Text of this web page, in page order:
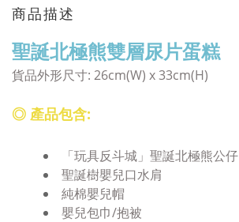
商品描述
聖誕北極熊雙層尿片蛋糕
貨品外形尺寸: 26cm(W) x 33cm(H)
◎ 產品包含:
「玩具反斗城」聖誕北極熊公仔
聖誕樹嬰兒口水肩
純棉嬰兒帽
嬰兒包巾/抱被